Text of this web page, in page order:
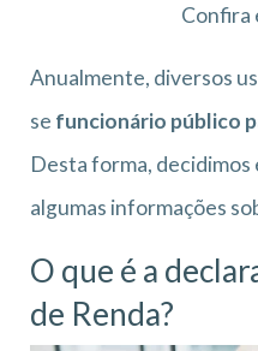
Confira
Anualmente, diversos
se funcionário público
Desta forma,
algumas informações
O que é a
de Renda?